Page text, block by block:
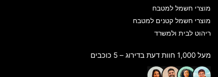
מוצרי חשמל למטבח
מוצרי חשמל קטנים למטבח
ריהוט לבית ולמשרד
מעל 1,000 חוות דעת בדירוג – 5 כוכבים